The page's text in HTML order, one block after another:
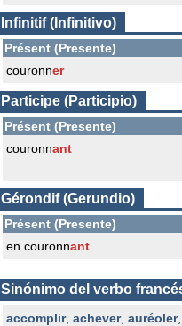
Infinitif (Infinitivo)
Présent (Presente)
couronner
Participe (Participio)
Présent (Presente)
couronnant
Gérondif (Gerundio)
Présent (Presente)
en couronnant
Sinónimo del verbo
accomplir, achever, auréoler,